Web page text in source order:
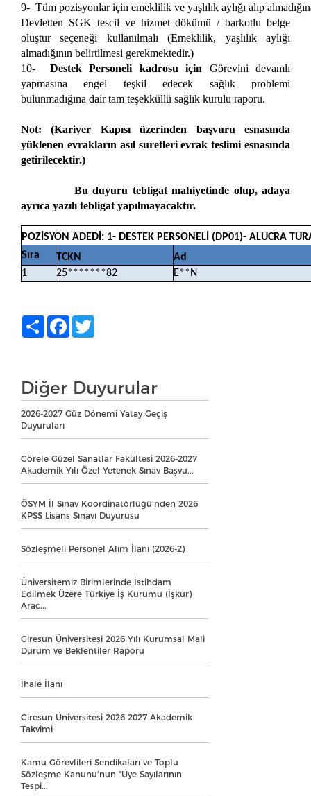
9- Tüm pozisyonlar için emeklilik ve yaşlılık aylığı alıp
Devletten SGK tescil ve hizmet dökümü / barkotlu belge
oluştur seçeneği kullanılmalı (Emeklilik, yaşlılık aylığı
almadığının belirtilmesi gerekmektedir.)
10- Destek Personeli kadrosu için Görevini devamlı
yapmasına engel teşkil edecek sağlık problemi
bulunmadığına dair tam teşekküllü sağlık kurulu raporu.
Not: (Kariyer Kapısı üzerinden başvuru esnasında
yüklenen evrakların asıl suretleri evrak teslimi esnasında
getirilecektir.)
Bu duyuru tebligat mahiyetinde olup, adaya
ayrıca yazılı tebligat yapılmayacaktır.
POZİSYON ADEDİ: 1- DESTEK PERSONELİ (DP01)- ALUCRA
Sıra
TCKN
Ad
1
25*******82 E**N
Share Facebook
Diğer Duyurular
2026-2027 Güz Dönemi Yatay Geçiş
Duyuruları
Görele Güzel Sanatlar Fakültesi 2026-2027
Akademik Yılı Özel Yetenek Sınav Başvu...
ÖSYM İl Sınav Koordinatörlüğü'nden 2026
KPSS Lisans Sınavı Duyurusu
Sözleşmeli Personel Alım İlanı (2026-2)
Üniversitemiz Birimlerinde İstihdam
Edilmek Üzere Türkiye İş Kurumu (İşkur)
Arac...
Giresun Üniversitesi 2026 Yılı Kurumsal Mali
Durum ve Beklentiler Raporu
İhale İlanı
Giresun Üniversitesi 2026-2027 Akademik
Takvimi
Kamu Görevlileri Sendikaları ve Toplu
Sözleşme Kanunu'nun "Üye Sayılarının
Tespi...